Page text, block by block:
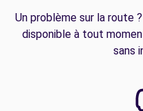
Un problème sur la route
disponible à tout
sans